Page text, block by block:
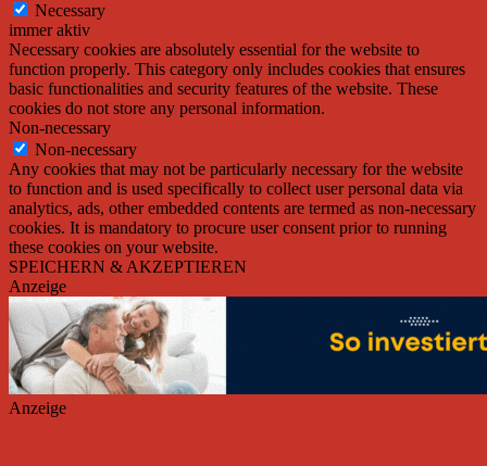
Necessary
immer aktiv
Necessary cookies are absolutely essential for the website to
function properly. This category only includes cookies that ensures
basic functionalities and security features of the website. These
cookies do not store any personal information.
Non-necessary
Non-necessary
Any cookies that may not be particularly necessary for the website
to function and is used specifically to collect user personal data via
analytics, ads, other embedded contents are termed as non-necessary
cookies. It is mandatory to procure user consent prior to running
these cookies on your website.
SPEICHERN & AKZEPTIEREN
Anzeige
Anzeige